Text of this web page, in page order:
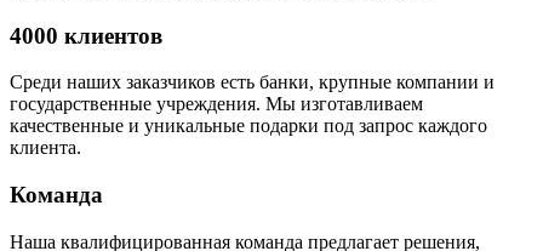
4000 клиентов
Среди наших заказчиков есть банки, крупные компании и
государственные учреждения. Мы изготавливаем
качественные и уникальные подарки под запрос каждого
клиента.
Команда
Наша квалифицированная команда предлагает решения,